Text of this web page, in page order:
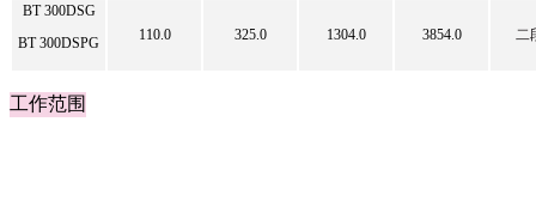
BT 300DSG
BT 300DSPG
110.0 325.0 1304.0 3854.0 二
工作范围